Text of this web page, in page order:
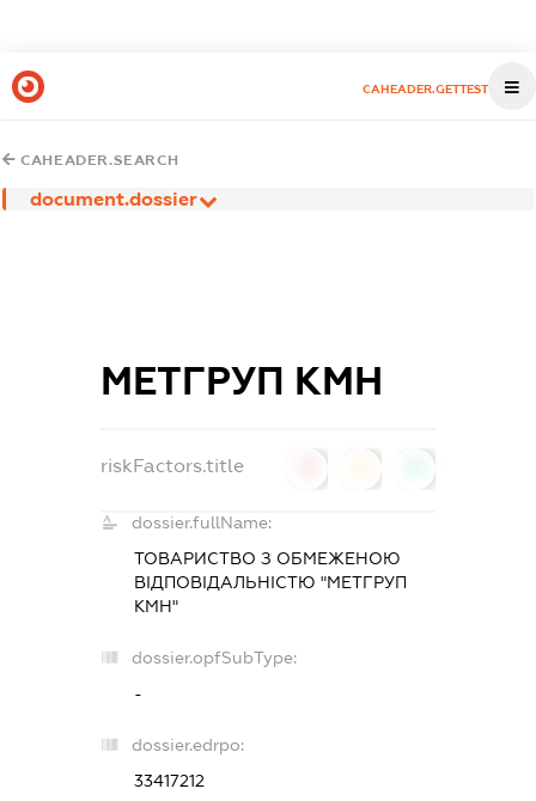
CAHEADER.GETTEST
CAHEADER.SEARCH
document.dossier
МЕТГРУП КМН
riskFactors.title
dossier.fullName:
ТОВАРИСТВО З ОБМЕЖЕНОЮ
ВІДПОВІДАЛЬНІСТЮ "МЕТГРУП
КМН"
dossier.opfSubType:
-
dossier.edrpo:
33417212